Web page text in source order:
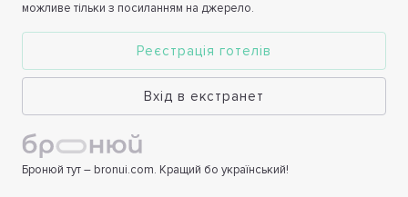
можливе тільки з посиланням на джерело.
Реєстрація готелів
Вхід в екстранет
Бронюй тут – bronui.com. Кращий бо український!